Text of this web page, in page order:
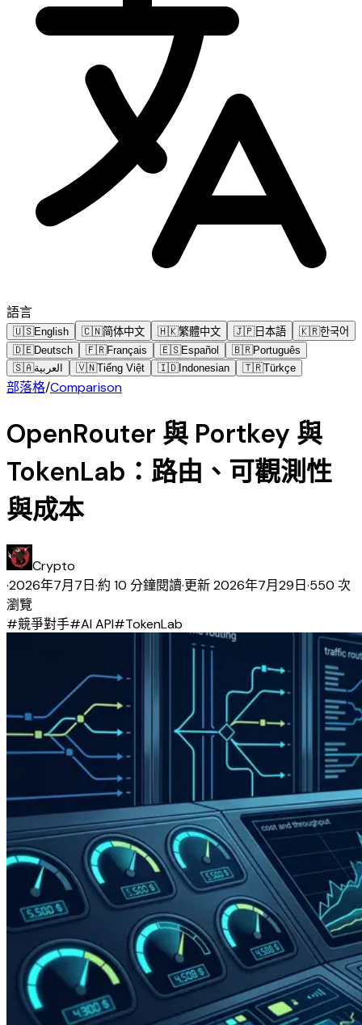
語言
🇺🇸English 🇨🇳简体中文 🇭🇰繁體中文 🇯🇵日本語 🇰🇷한국어
🇩🇪Deutsch 🇫🇷Français 🇪🇸Español 🇧🇷Português
🇸🇦العربية 🇻🇳Tiếng Việt 🇮🇩Indonesian 🇹🇷Türkçe
部落格/Comparison
OpenRouter 與 Portkey 與
TokenLab：路由、可觀測性
與成本
Crypto
·2026年7月7日·約 10 分鐘閱讀·更新2026年7月29日·550 次
瀏覽
#競爭對手#AI API#TokenLab